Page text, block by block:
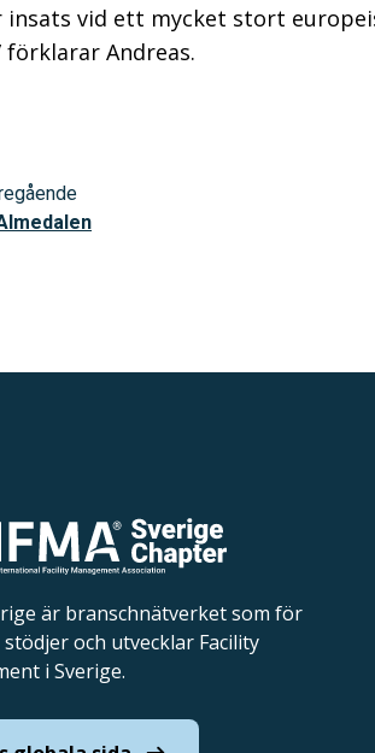
insats vid ett mycket stort
förklarar Andreas.
är branschnätverket som för
stödjer och utvecklar Facility
i Sverige.